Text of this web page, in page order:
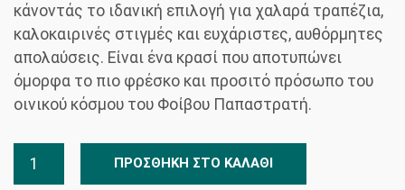
κάνοντάς το ιδανική επιλογή για χαλαρά τραπέζια,
καλοκαιρινές στιγμές και ευχάριστες, αυθόρμητες
απολαύσεις. Είναι ένα κρασί που αποτυπώνει
όμορφα το πιο φρέσκο και προσιτό πρόσωπο του
οινικού κόσμου του Φοίβου Παπαστρατή.
ΠΡΟΣΘΉΚΗ ΣΤΟ ΚΑΛΆΘΙ